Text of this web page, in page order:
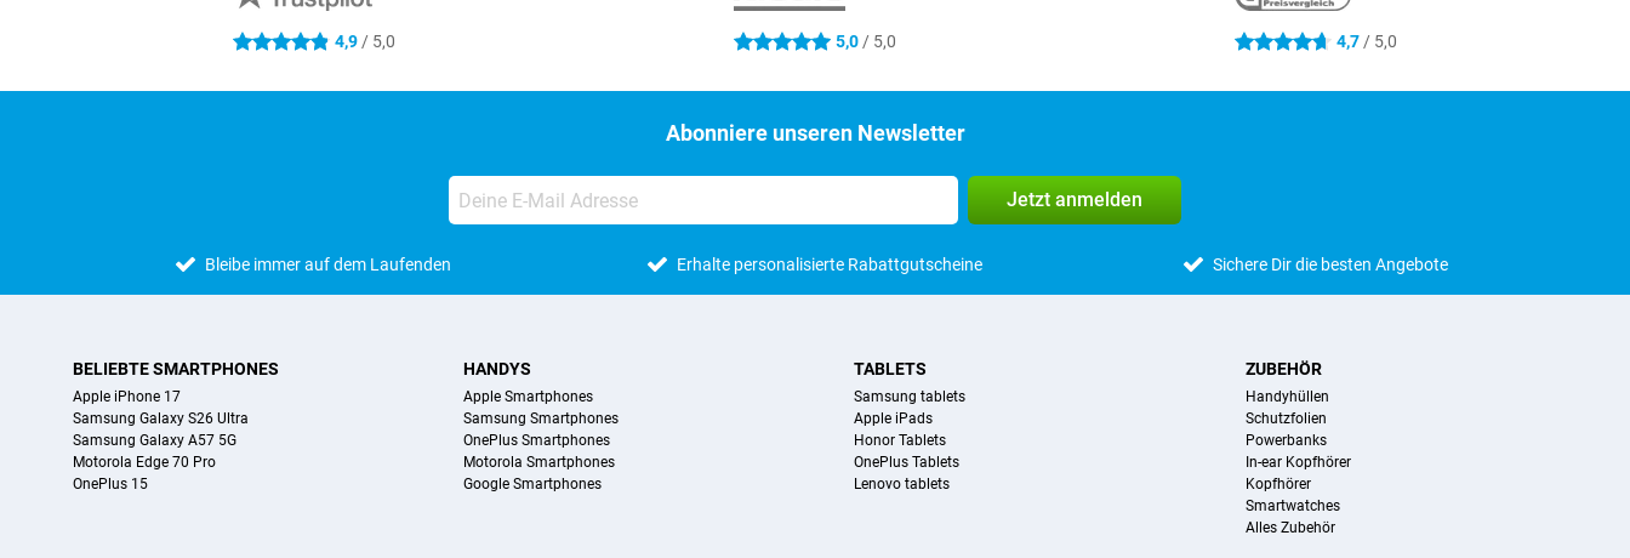
4.9 Sterne 4,9/ 5,0 5 Sterne 5,0/ 5,0 4.7 Sterne 4,7 / 5,0
Abonniere unseren Newsletter
Jetzt anmelden
Bleibe immer auf dem Laufenden Erhalte personalisierte Rabattgutscheine Sichere Dir die besten Angebote
BELIEBTE SMARTPHONES
Apple iPhone 17
Samsung Galaxy S26 Ultra
Samsung Galaxy A57 5G
Motorola Edge 70 Pro
OnePlus 15
HANDYS
Apple Smartphones
Samsung Smartphones
OnePlus Smartphones
Motorola Smartphones
Google Smartphones
TABLETS
Samsung tablets
Apple iPads
Honor Tablets
OnePlus Tablets
Lenovo tablets
ZUBEHÖR
Handyhüllen
Schutzfolien
Powerbanks
In-ear Kopfhörer
Kopfhörer
Smartwatches
Alles Zubehör